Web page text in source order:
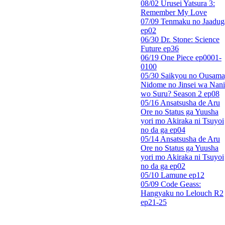
08/02 Urusei Yatsura 3:
Remember My Love
07/09 Tenmaku no
ep02
06/30 Dr. Stone: Science
Future ep36
06/19 One Piece ep0001-
0100
05/30 Saikyou no
Nidome no Jinsei wa Nani
wo Suru? Season 2 ep08
05/16 Ansatsusha de Aru
Ore no Status ga Yuusha
yori mo Akiraka ni Tsuyoi
no da ga ep04
05/14 Ansatsusha de Aru
Ore no Status ga Yuusha
yori mo Akiraka ni Tsuyoi
no da ga ep02
05/10 Lamune ep12
05/09 Code Geass:
Hangyaku no Lelouch R2
ep21-25